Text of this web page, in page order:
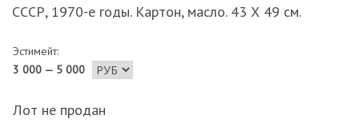
СССР, 1970-е годы. Картон, масло. 43 Х 49 см.
Эстимейт:
3 000 — 5 000
Лот не продан